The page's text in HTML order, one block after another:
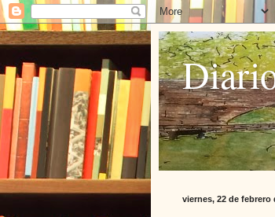
viernes, 22 de febrero